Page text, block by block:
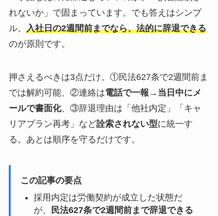
れないか」で固まっています。でも答えはシンプ
ル。 入社日の2週間前までなら、法的に辞退できる
のが原則です。
押さえるべきは3点だけ。①民法627条で2週間前ま
では解約可能、②連絡は電話で一報→当日中にメ
ールで書面化、③辞退理由は「他社内定」「キャ
リアプラン再考」など詮索されない型に統一す
る。あとは順序を守るだけです。
この記事の要点
採用内定は労働契約が成立した状態だ
が、 民法627条で2週間前まで辞退できる